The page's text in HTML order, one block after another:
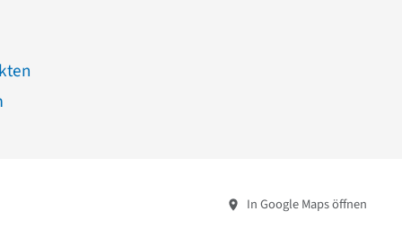
In Google Maps öffnen